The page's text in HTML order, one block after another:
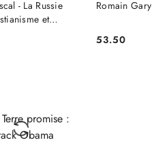
- La Russie
et
Romain Gary
Cena:
53.50